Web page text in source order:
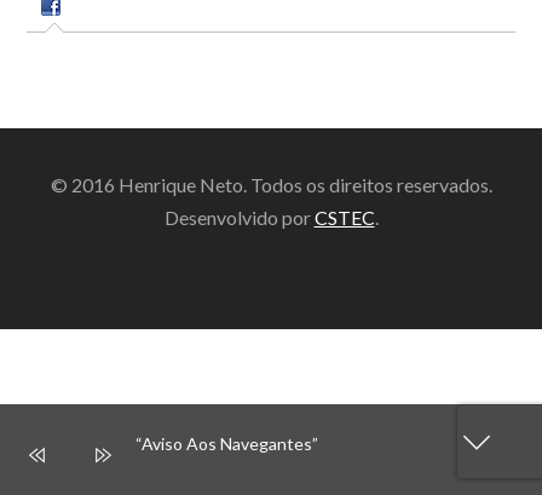
© 2016 Henrique Neto. Todos os direitos reservados.
Desenvolvido porCSTEC
“Aviso Aos Navegantes”